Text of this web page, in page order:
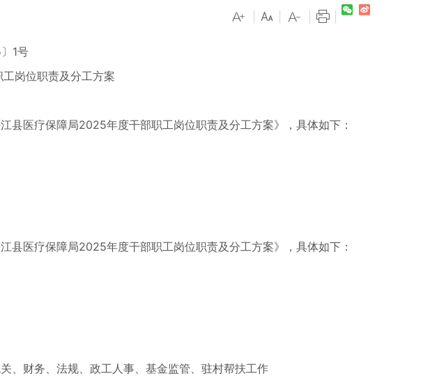
1号
岗位职责及分工方案
医疗保障局2025年度干部职工岗位职责及分工方案》，具体如下：
医疗保障局2025年度干部职工岗位职责及分工方案》，具体如下：
财务、法规、政工人事、基金监管、驻村帮扶工作